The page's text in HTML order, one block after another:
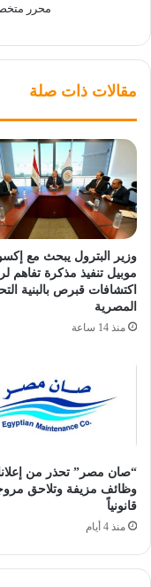
محرر
مقالات ذات صلة
وزير البترول يبحث مع
موبيل تنفيذ مذكرة تفاهم
اكتشافات قبرص بالبنية
المصرية
منذ 14 ساعة
“صان مصر” تحذر من
وظائف مزيفة وتلاحق
قانونياً
منذ 4 أيام